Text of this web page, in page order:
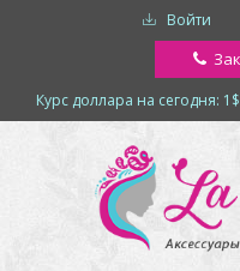
Войти
Курс доллара на сегодня: